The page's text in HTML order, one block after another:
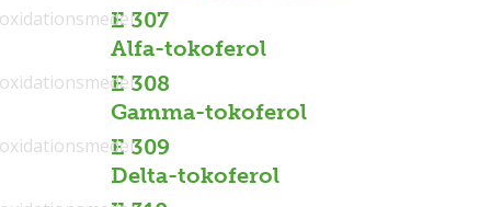
E 307
Alfa-tokoferol
E 308
Gamma-tokoferol
E 309
Delta-tokoferol